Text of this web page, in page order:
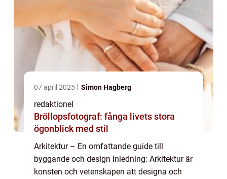
07 april 2025 Simon Hagberg
redaktionel
Bröllopsfotograf: fånga livets stora
ögonblick med stil
Arkitektur – En omfattande guide till
byggande och design Inledning: Arkitektur är
konsten och vetenskapen att designa och